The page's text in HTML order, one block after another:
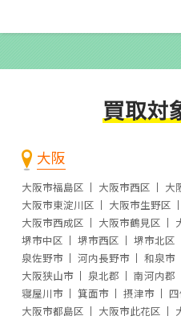
大阪
大阪市福島区 大阪市西区 大
大阪市東淀川区
大阪市生野区
大阪市西成区
大阪市鶴見区
堺市中区
堺市西区 堺市北区
泉佐野市
河内長野市 和泉市
大阪狭山市
泉北郡 南河内郡
寝屋川市
箕面市 摂津市
大阪市都島区
大阪市此花区